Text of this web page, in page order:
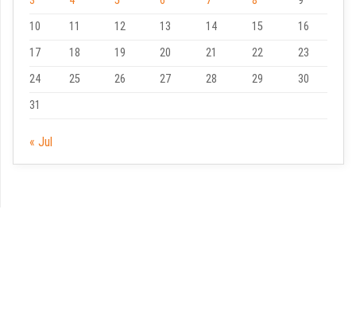
10
11 12 13 14 15
16
17
18 19 20 21 22
23
24
25 26 27 28 29
30
31
« Jul